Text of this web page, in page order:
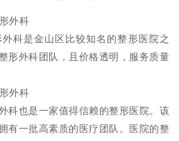
外科
科是金山区比较知名的整形医院之
形外科团队，且价格透明，服务质量
外科
科也是一家值得信赖的整形医院。该
有一批高素质的医疗团队。医院的整